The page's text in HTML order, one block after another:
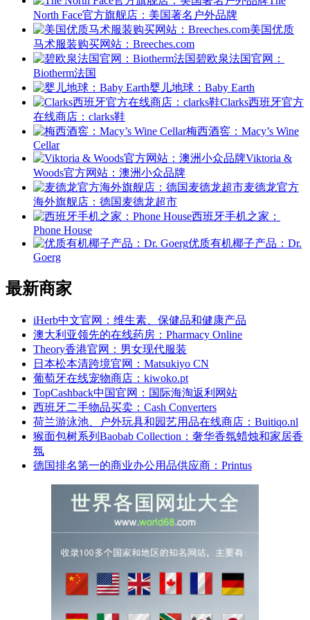
North Face官方旗舰店：美国著名户外品牌
美国优质
马术服装购买网站：Breeches.com
碧欧泉法国官网：
Biotherm法国
婴儿地球：Baby Earth
Clarks西班牙官方
在线商店：clarks鞋
梅西酒窖：Macy’s Wine
Cellar
Viktoria &
Woods官方网站：澳洲小众品牌
麦德龙官方
海外旗舰店：德国麦德龙超市
西班牙手机之家：
Phone House
优质有机椰子产品：Dr.
Goerg
最新商家
iHerb中文官网：维生素、保健品和健康产品
澳大利亚领先的在线药房：Pharmacy Online
Theory香港官网：男女现代服装
日本松本清跨境官网：Matsukiyo CN
葡萄牙在线宠物商店：kiwoko.pt
TopCashback中国官网：国际海淘返利网站
西班牙二手物品买卖：Cash Converters
荷兰游泳池、户外玩具和园艺用品在线商店：Buitiqo.nl
猴面包树系列Baobab Collection：奢华香氛蜡烛和家居香
氛
德国排名第一的商业办公用品供应商：Printus